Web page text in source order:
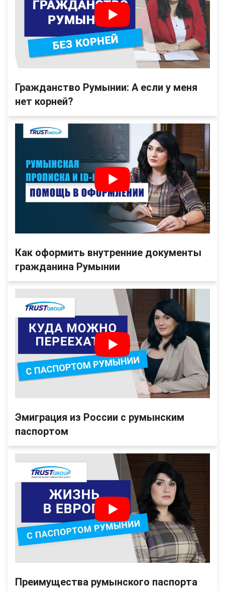
Гражданство Румынии: А если у меня
нет корней?
Как оформить внутренние документы
гражданина Румынии
Эмиграция из России с румынским
паспортом
Преимущества румынского паспорта